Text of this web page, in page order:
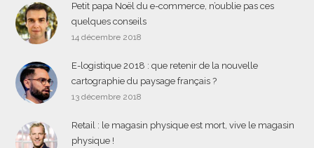
Petit papa Noël du e-commerce, n’oublie pas ces
quelques conseils
14 décembre 2018
E-logistique 2018 : que retenir de la nouvelle
cartographie du paysage français ?
13 décembre 2018
Retail : le magasin physique est mort, vive le magasin
physique !